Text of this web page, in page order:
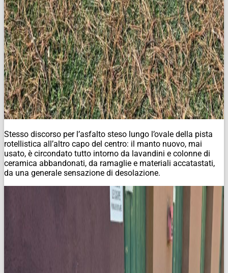
Stesso discorso per l’asfalto steso lungo l’ovale della pista
rotellistica all’altro capo del centro: il manto nuovo, mai
usato, è circondato tutto intorno da lavandini e colonne di
ceramica abbandonati, da ramaglie e materiali accatastati,
da una generale sensazione di desolazione.